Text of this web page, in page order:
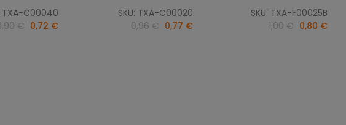
TXA-C00040
€ 0,72 €
SKU: TXA-C00020
0,96 € 0,77 €
SKU: TXA-F00025B
1,00 € 0,80 €